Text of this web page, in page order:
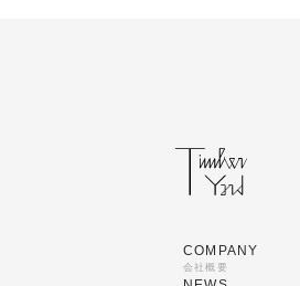
COMPANY
会社概要